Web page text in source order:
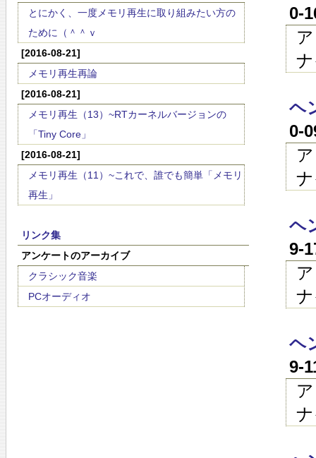
とにかく、一度メモリ再生に取り組みたい方の
ために（＾＾ｖ
[2016-08-21]
メモリ再生再論
[2016-08-21]
メモリ再生（13）~RTカーネルバージョンの
「Tiny Core」
[2016-08-21]
メモリ再生（11）~これで、誰でも簡単「メモリ
再生」
リンク集
アンケートのアーカイブ
クラシック音楽
PCオーディオ
0-
ヘ
0-
ヘ
9-
ヘ
9-